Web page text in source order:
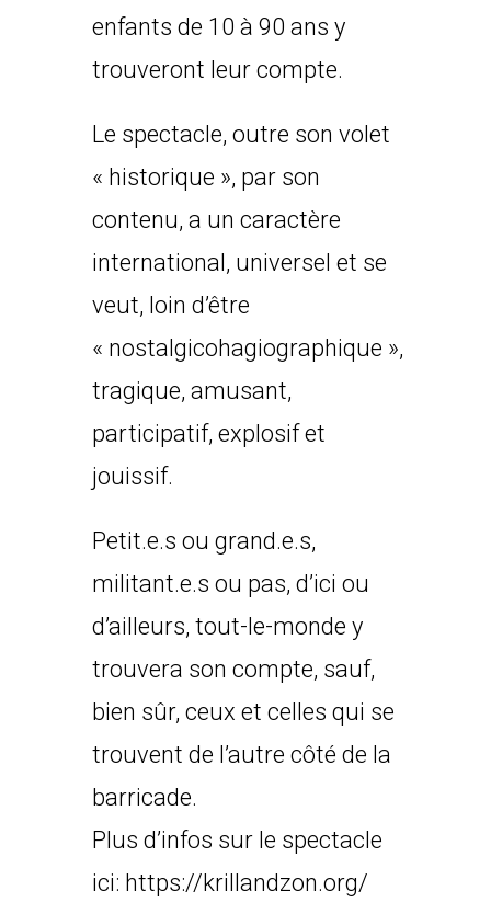
enfants de 10 à 90 ans y
trouveront leur compte.
Le spectacle, outre son volet
« historique », par son
contenu, a un caractère
international, universel et se
veut, loin d’être
« nostalgicohagiographique »,
tragique, amusant,
participatif, explosif et
jouissif.
Petit.e.s ou grand.e.s,
militant.e.s ou pas, d’ici ou
d’ailleurs, tout-le-monde y
trouvera son compte, sauf,
bien sûr, ceux et celles qui se
trouvent de l’autre côté de la
barricade.
Plus d’infos sur le spectacle
ici: https://krillandzon.org/